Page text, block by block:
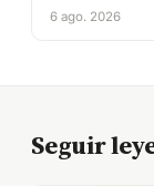
6 ago. 2026
Seguir